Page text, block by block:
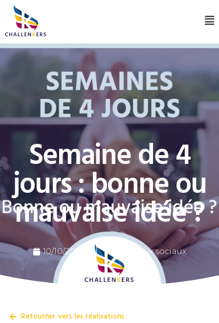
Semaine de 4
jours : bonne ou
mauvaise idée ?
10/10/2023 Réseaux sociaux
Retourner vers les réalisations